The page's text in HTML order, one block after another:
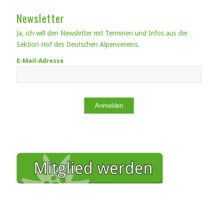
Newsletter
Ja, ich will den Newsletter mit Terminen und Infos aus der
Sektion Hof des Deutschen Alpenvereins.
E-Mail-Adresse
Anmelden